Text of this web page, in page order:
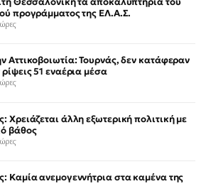
προγράμματος της ΕΛ.Α.Σ.
Αττικοβοιωτία: Τουρνάς, δεν κατάφεραν
51 εναέρια μέσα
Χρειάζεται άλλη εξωτερική πολιτική με
βάθος
Καμία ανεμογεννήτρια στα καμένα της